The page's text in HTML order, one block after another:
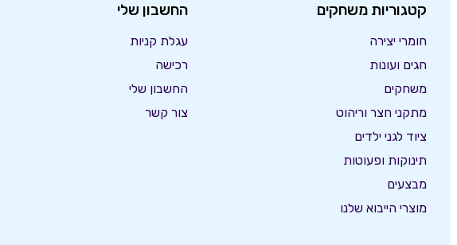
קטגוריות משחקים
חומרי יצירה
חגים ועונות
משחקים
מתקני חצר וריהוט
ציוד לגני ילדים
תינוקות ופעוטות
מבצעים
מוצרי הייבוא שלנו
החשבון שלי
עגלת קניות
רכישה
החשבון שלי
צור קשר